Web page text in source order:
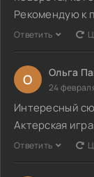
Рекомендую к
Ответить
О Ольга
24
Интересный
Актерская
Ответить